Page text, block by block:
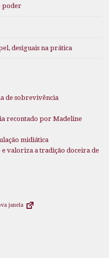
poder
desiguais na prática
de sobrevivência
recontado por Madeline
midiática
e valoriza a tradição doceira de
janela